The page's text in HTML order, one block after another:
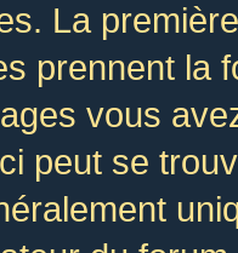
La
prennent la
vous
peut se